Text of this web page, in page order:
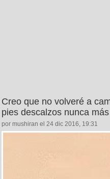
Creo que no volveré a
pies descalzos nunca más
por mushiran el 24 dic 2016, 19:31